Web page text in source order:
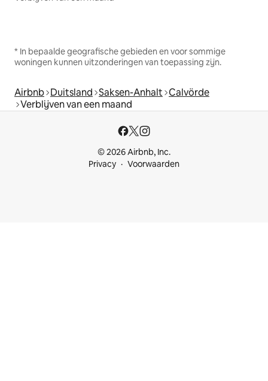
* In bepaalde geografische gebieden en voor sommige
woningen kunnen uitzonderingen van toepassing zijn.
Airbnb Duitsland Saksen-Anhalt Calvörde
Verblijven van een maand
© 2026 Airbnb, Inc.
Privacy
Voorwaarden